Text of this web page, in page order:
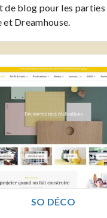
de blog pour les parties
et Dreamhouse.
SO DÉCO